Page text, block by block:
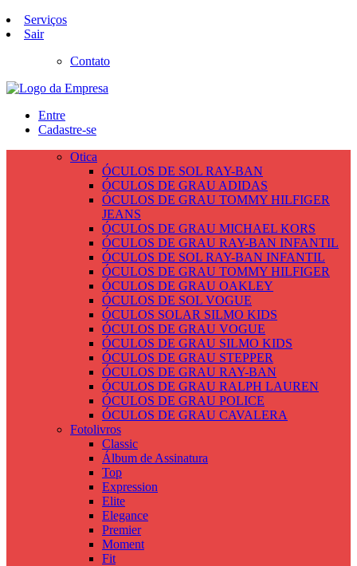
Serviços
Sair
Contato
Entre
Cadastre-se
Otica
ÓCULOS DE SOL RAY-BAN
ÓCULOS DE GRAU ADIDAS
ÓCULOS DE GRAU TOMMY HILFIGER
JEANS
ÓCULOS DE GRAU MICHAEL KORS
ÓCULOS DE GRAU RAY-BAN INFANTIL
ÓCULOS DE SOL RAY-BAN INFANTIL
ÓCULOS DE GRAU TOMMY HILFIGER
ÓCULOS DE GRAU OAKLEY
ÓCULOS DE SOL VOGUE
ÓCULOS SOLAR SILMO KIDS
ÓCULOS DE GRAU VOGUE
ÓCULOS DE GRAU SILMO KIDS
ÓCULOS DE GRAU STEPPER
ÓCULOS DE GRAU RAY-BAN
ÓCULOS DE GRAU RALPH LAUREN
ÓCULOS DE GRAU POLICE
ÓCULOS DE GRAU CAVALERA
Fotolivros
Classic
Álbum de Assinatura
Top
Expression
Elite
Elegance
Premier
Moment
Fit